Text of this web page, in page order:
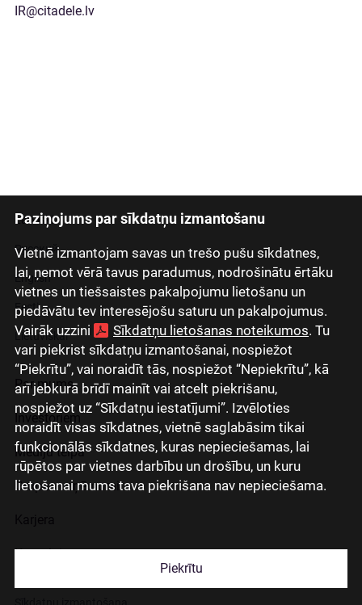
Paziņojums par sīkdatņu izmantošanu
Vietnē izmantojam savas un trešo pušu sīkdatnes,
lai, ņemot vērā tavus paradumus, nodrošinātu ērtāku
vietnes un tiešsaistes pakalpojumu lietošanu un
piedāvātu tev interesējošu saturu un pakalpojumus.
Vairāk uzzini
Sīkdatņu lietošanas noteikumos. Tu
vari piekrist sīkdatņu izmantošanai, nospiežot
“Piekrītu”, vai noraidīt tās, nospiežot “Nepiekrītu”, kā
arī jebkurā brīdī mainīt vai atcelt piekrišanu,
nospiežot uz “Sīkdatņu iestatījumi”. Izvēloties
noraidīt visas sīkdatnes, vietnē saglabāsim tikai
funkcionālās sīkdatnes, kuras nepieciešamas, lai
rūpētos par vietnes darbību un drošību, un kuru
lietošanai mums tava piekrišana nav nepieciešama.
Piekrītu
IR@citadele.lv
Latviski
Русский
English
Eesti
Lietuviškai
Par mums
Investoriem
Mediju telpa
Grupas uzņēmumi
Kontakti